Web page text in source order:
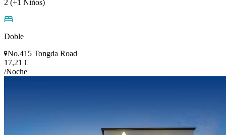
2 (+1 Niños)
Doble
No.415 Tongda Road
17,21 €
/Noche